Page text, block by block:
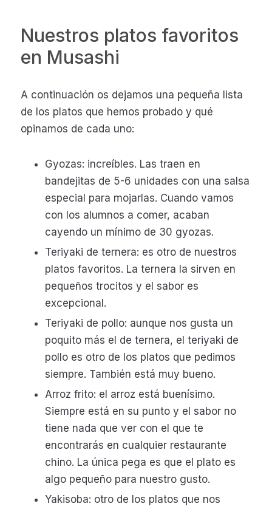
Nuestros platos favoritos
en Musashi
A continuación os dejamos una pequeña lista
de los platos que hemos probado y qué
opinamos de cada uno:
Gyozas: increíbles. Las traen en
bandejitas de 5-6 unidades con una salsa
especial para mojarlas. Cuando vamos
con los alumnos a comer, acaban
cayendo un mínimo de 30 gyozas.
Teriyaki de ternera: es otro de nuestros
platos favoritos. La ternera la sirven en
pequeños trocitos y el sabor es
excepcional.
Teriyaki de pollo: aunque nos gusta un
poquito más el de ternera, el teriyaki de
pollo es otro de los platos que pedimos
siempre. También está muy bueno.
Arroz frito: el arroz está buenísimo.
Siempre está en su punto y el sabor no
tiene nada que ver con el que te
encontrarás en cualquier restaurante
chino. La única pega es que el plato es
algo pequeño para nuestro gusto.
Yakisoba: otro de los platos que nos